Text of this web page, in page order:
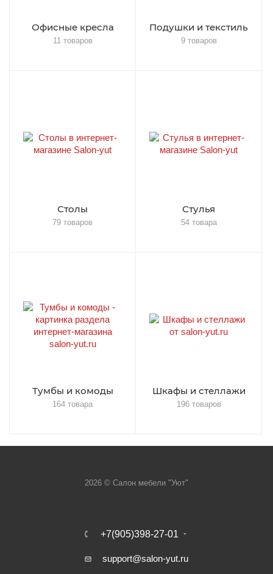
Офисные кресла
11 товаров
Подушки и текстиль
9 товаров
Столы
79 товаров
Стулья
54 товара
Тумбы и комоды
164 товара
Шкафы и стеллажи
196 товаров
2026 © Салон мебели "Уют"
+7(905)398-27-01
support@salon-yut.ru